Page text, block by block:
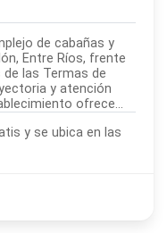
de cabañas y
Entre Ríos, frente
las Termas de
y atención
ofrece